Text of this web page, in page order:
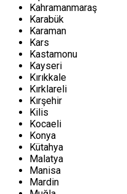
Kahramanmaraş
Karabük
Karaman
Kars
Kastamonu
Kayseri
Kırıkkale
Kırklareli
Kırşehir
Kilis
Kocaeli
Konya
Kütahya
Malatya
Manisa
Mardin